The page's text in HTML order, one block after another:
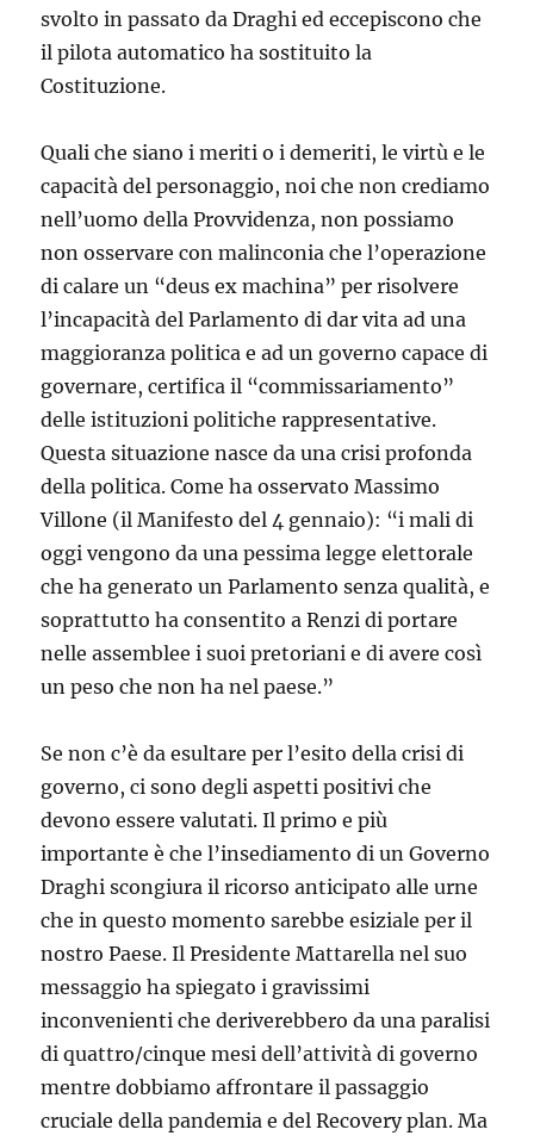
svolto in passato da Draghi ed eccepiscono che
il pilota automatico ha sostituito la
Costituzione.
Quali che siano i meriti o i demeriti, le virtù e le
capacità del personaggio, noi che non crediamo
nell’uomo della Provvidenza, non possiamo
non osservare con malinconia che l’operazione
di calare un “deus ex machina” per risolvere
l’incapacità del Parlamento di dar vita ad una
maggioranza politica e ad un governo capace di
governare, certifica il “commissariamento”
delle istituzioni politiche rappresentative.
Questa situazione nasce da una crisi profonda
della politica. Come ha osservato Massimo
Villone (il Manifesto del 4 gennaio): “i mali di
oggi vengono da una pessima legge elettorale
che ha generato un Parlamento senza qualità, e
soprattutto ha consentito a Renzi di portare
nelle assemblee i suoi pretoriani e di avere così
un peso che non ha nel paese.”
Se non c’è da esultare per l’esito della crisi di
governo, ci sono degli aspetti positivi che
devono essere valutati. Il primo e più
importante è che l’insediamento di un Governo
Draghi scongiura il ricorso anticipato alle urne
che in questo momento sarebbe esiziale per il
nostro Paese. Il Presidente Mattarella nel suo
messaggio ha spiegato i gravissimi
inconvenienti che deriverebbero da una paralisi
di quattro/cinque mesi dell’attività di governo
mentre dobbiamo affrontare il passaggio
cruciale della pandemia e del Recovery plan. Ma